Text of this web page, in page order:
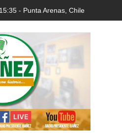
- Punta Arenas, Chile